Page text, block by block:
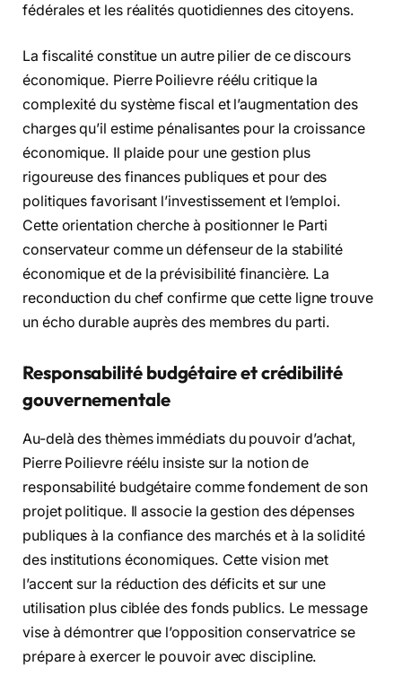
fédérales et les réalités quotidiennes des citoyens.
La fiscalité constitue un autre pilier de ce discours
économique. Pierre Poilievre réélu critique la
complexité du système fiscal et l’augmentation des
charges qu’il estime pénalisantes pour la croissance
économique. Il plaide pour une gestion plus
rigoureuse des finances publiques et pour des
politiques favorisant l’investissement et l’emploi.
Cette orientation cherche à positionner le Parti
conservateur comme un défenseur de la stabilité
économique et de la prévisibilité financière. La
reconduction du chef confirme que cette ligne trouve
un écho durable auprès des membres du parti.
Responsabilité budgétaire et crédibilité
gouvernementale
Au-delà des thèmes immédiats du pouvoir d’achat,
Pierre Poilievre réélu insiste sur la notion de
responsabilité budgétaire comme fondement de son
projet politique. Il associe la gestion des dépenses
publiques à la confiance des marchés et à la solidité
des institutions économiques. Cette vision met
l’accent sur la réduction des déficits et sur une
utilisation plus ciblée des fonds publics. Le message
vise à démontrer que l’opposition conservatrice se
prépare à exercer le pouvoir avec discipline.